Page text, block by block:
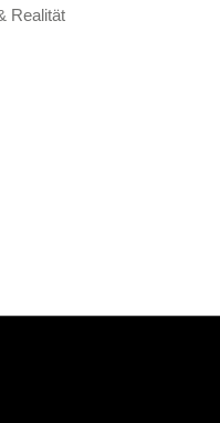
Realität